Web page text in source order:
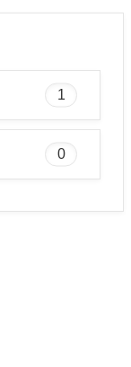
1
0